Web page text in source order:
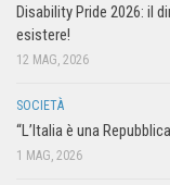
Disability Pride 2026: il
esistere!
12 MAG, 2026
SOCIETÀ
“L’Italia è una
1 MAG, 2026